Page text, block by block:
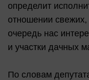
определит
отношении
очередь нас
и участки дачных
По словам